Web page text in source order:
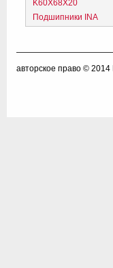
K60X68X20
Подшипники INA
авторское право © 2014